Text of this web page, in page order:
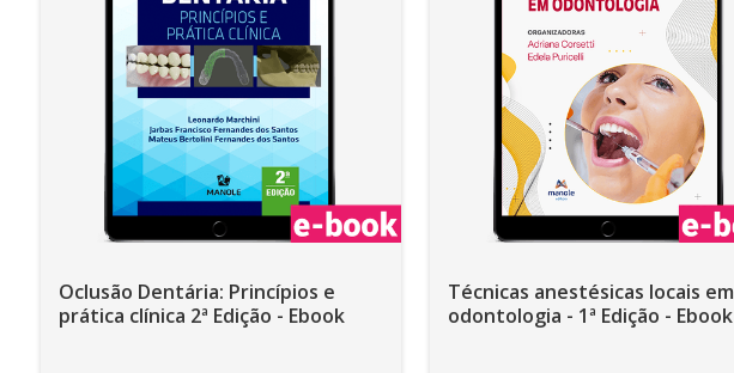
Oclusão Dentária: Princípios e
prática clínica 2ª Edição - Ebook
Técnicas anestésicas locais em
odontologia - 1ª Edição - Ebook